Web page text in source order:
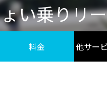
い乗りリ
料金 他サー